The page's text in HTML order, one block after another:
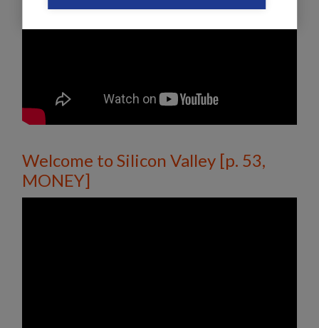
Welcome to Silicon Valley [p. 53,
MONEY]